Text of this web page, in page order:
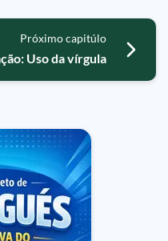
Próximo capitúlo
Uso da vírgula